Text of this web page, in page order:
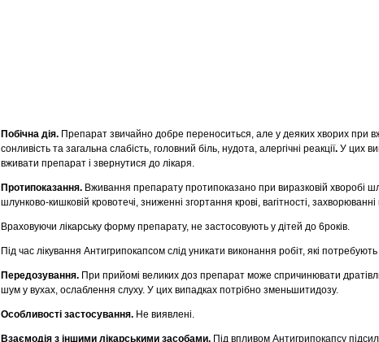
Побічна дія. Препарат звичайно добре переноситься, але у деяких хворих при
сонливість та загальна слабість, головний біль, нудота, алергічні реакціï. У цих
вживати препарат і звернутися до лікаря.
Протипоказання. Вживання препарату протипоказано при виразковій хворобі
шлунково-кишковій кровотечі, зниженні згортання крові, вагітності, захворюванні
Враховуючи лікарську форму препарату, не застосовують у дітей до 6років.
Під час лікування Антигрипокапсом слід уникати виконання робіт, які потребують
Передозування. При прийомі великих доз препарат може спричинювати
шум у вухах, ослаблення слуху. У цих випадках потрібно зменьшитидозу.
Особливості застосування. Не виявлені.
Взаємодія з іншими лікарськими засобами. Під впливом Антигрипокапсу